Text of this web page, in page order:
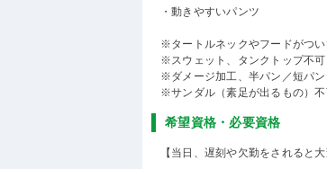
・動きやすいパンツ
※タートルネックやフードがつい
※スウェット、タンクトップ不可
※ダメージ加工、半パン／短パ
※サンダル（素足が出るもの）
希望資格・必要資格
【当日、遅刻や欠勤をされると